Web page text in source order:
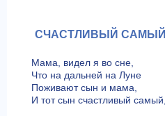
СЧАСТЛИВЫЙ САМЫЙ
Мама, видел я во сне,
Что на дальней на Луне
Поживают сын и мама,
И тот сын счастливый самый,